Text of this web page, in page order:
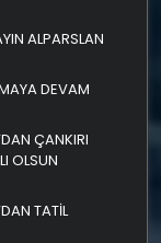
ALPARSLAN
DEVAM
ÇANKIRI
OLSUN
TATİL